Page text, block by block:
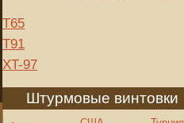
T65
T91
XT-97
Штурмовые винтовки